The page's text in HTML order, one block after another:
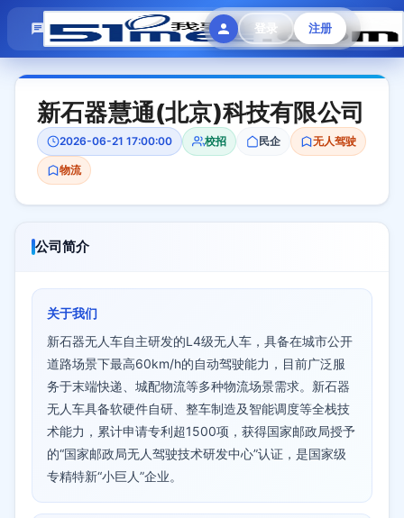
登录 注册
模拟面试 题目大全 招聘中心 会员专区
新石器慧通(北京)科技有限公司
2026-06-21 17:00:00 校招 民企 无人驾驶
物流
公司简介
关于我们
新石器无人车自主研发的L4级无人车，具备在城市公开
道路场景下最高60km/h的自动驾驶能力，目前广泛服
务于末端快递、城配物流等多种物流场景需求。新石器
无人车具备软硬件自研、整车制造及智能调度等全栈技
术能力，累计申请专利超1500项，获得国家邮政局授予
的“国家邮政局无人驾驶技术研发中心”认证，是国家级
专精特新“小巨人”企业。